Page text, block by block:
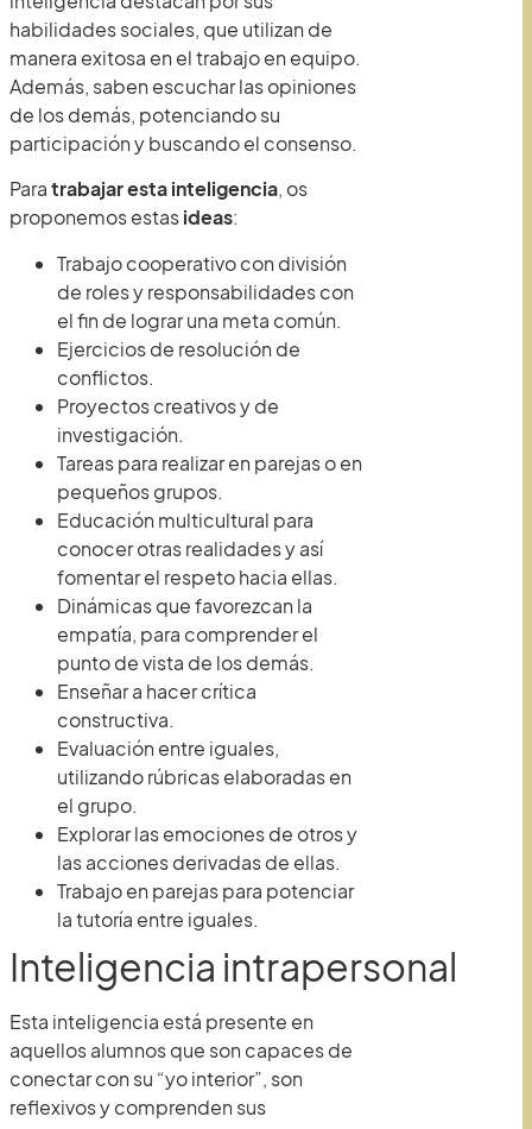
habilidades sociales, que utilizan de
manera exitosa en el trabajo en equipo.
Además, saben escuchar las opiniones
de los demás, potenciando su
participación y buscando el consenso.
Paratrabajar esta inteligencia, os
proponemos estasideas:
Trabajo cooperativo con división
de roles y responsabilidades con
el fin de lograr una meta común.
Ejercicios de resolución de
conflictos.
Proyectos creativos y de
investigación.
Tareas para realizar en parejas o en
pequeños grupos.
Educación multicultural para
conocer otras realidades y así
fomentar el respeto hacia ellas.
Dinámicas que favorezcan la
empatía, para comprender el
punto de vista de los demás.
Enseñar a hacer crítica
constructiva.
Evaluación entre iguales,
utilizando rúbricas elaboradas en
el grupo.
Explorar las emociones de otros y
las acciones derivadas de ellas.
Trabajo en parejas para potenciar
la tutoría entre iguales.
Inteligencia intrapersonal
Esta inteligencia está presente en
aquellos alumnos que son capaces de
conectar con su “yo interior”, son
reflexivos y comprenden sus